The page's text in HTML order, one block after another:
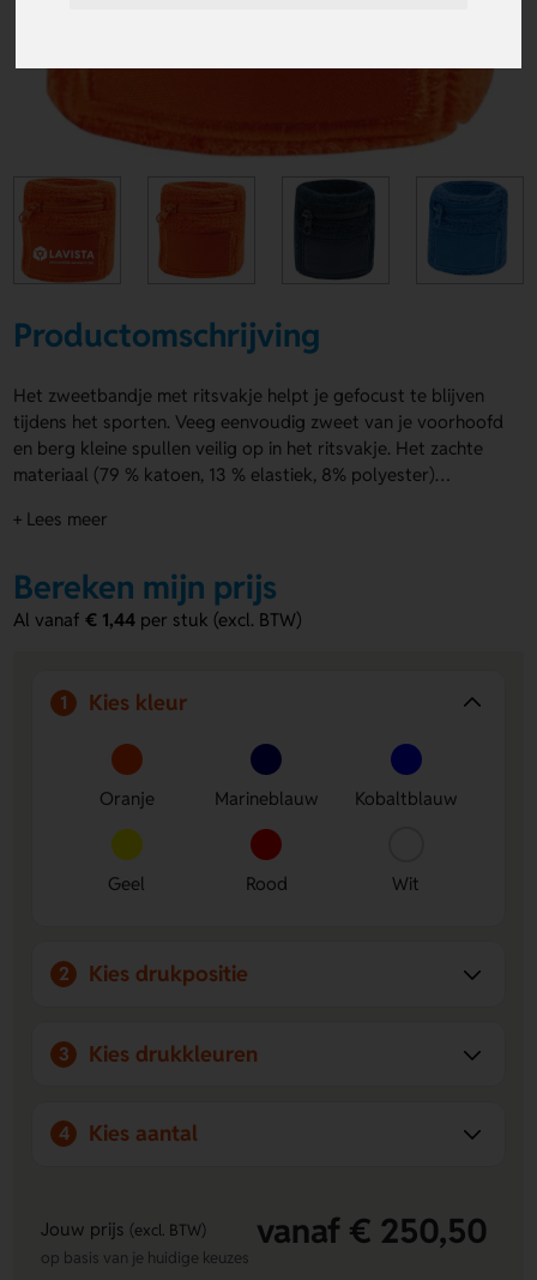
Productomschrijving
Het zweetbandje met ritsvakje helpt je gefocust te blijven
tijdens het sporten. Veeg eenvoudig zweet van je voorhoofd
en berg kleine spullen veilig op in het ritsvakje. Het zachte
materiaal (79 % katoen, 13 % elastiek, 8% polyester)
ritsvakje is leverbaar in veel kleuren en kan bedrukt worden
evenementen.
+ Lees meer
Bereken mijn prijs
Al vanaf€ 1,44 per stuk (excl. BTW)
1 Kies kleur
Oranje Marineblauw Kobaltblauw
Geel Rood Wit
2 Kies drukpositie
3 Kies drukkleuren
4 Kies aantal
Jouw prijs (excl. BTW) vanaf € 250,50
op basis van je huidige keuzes